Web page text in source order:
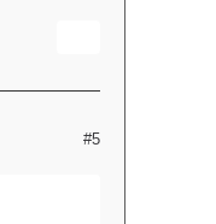
#5